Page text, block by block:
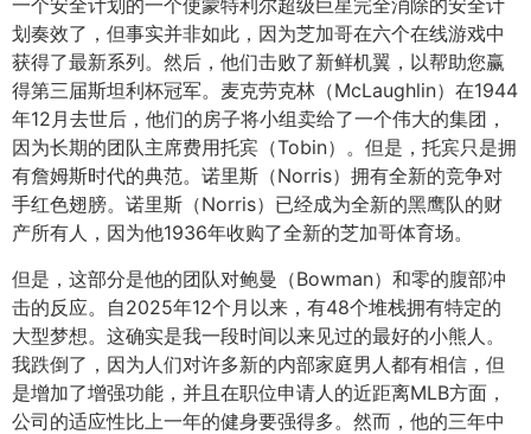
一个安全计划的一个使蒙特利尔超级巨星完全消除的安全计
划奏效了，但事实并非如此，因为芝加哥在六个在线游戏中
获得了最新系列。然后，他们击败了新鲜机翼，以帮助您赢
得第三届斯坦利杯冠军。麦克劳克林（McLaughlin）在1944
年12月去世后，他们的房子将小组卖给了一个伟大的集团，
因为长期的团队主席费用托宾（Tobin）。但是，托宾只是拥
有詹姆斯时代的典范。诺里斯（Norris）拥有全新的竞争对
手红色翅膀。诺里斯（Norris）已经成为全新的黑鹰队的财
产所有人，因为他1936年收购了全新的芝加哥体育场。
但是，这部分是他的团队对鲍曼（Bowman）和零的腹部冲
击的反应。自2025年12个月以来，有48个堆栈拥有特定的
大型梦想。这确实是我一段时间以来见过的最好的小熊人。
我跌倒了，因为人们对许多新的内部家庭男人都有相信，但
是增加了增强功能，并且在职位申请人的近距离MLB方面，
公司的适应性比上一年的健身要强得多。然而，他的三年中